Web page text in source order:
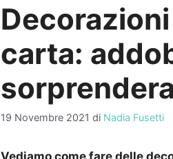
carta:
19 Novembre 2021 di Nadia Fusetti
Vediamo come fare delle